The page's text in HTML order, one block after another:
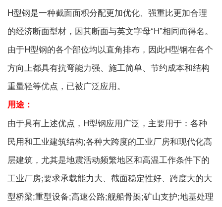
H型钢是一种截面面积分配更加优化、强重比更加合理
的经济断面型材，因其断面与英文字母“H”相同而得名。
由于H型钢的各个部位均以直角排布，因此H型钢在各个
方向上都具有抗弯能力强、施工简单、节约成本和结构
重量轻等优点，已被广泛应用。
用途：
由于具有上述优点，H型钢应用广泛，主要用于：各种
民用和工业建筑结构;各种大跨度的工业厂房和现代化高
层建筑，尤其是地震活动频繁地区和高温工作条件下的
工业厂房;要求承载能力大、截面稳定性好、跨度大的大
型桥梁;重型设备;高速公路;舰船骨架;矿山支护;地基处理